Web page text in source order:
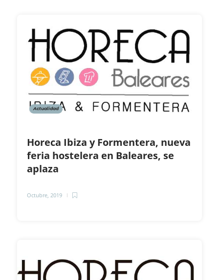
Actualidad
Horeca Ibiza y Formentera, nueva
feria hostelera en Baleares, se
aplaza
Octubre, 2019